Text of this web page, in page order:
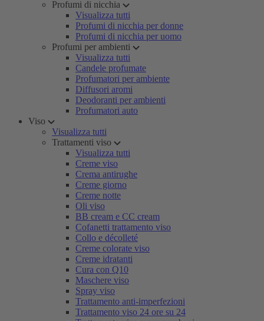
Profumi di nicchia
Visualizza tutti
Profumi di nicchia per donne
Profumi di nicchia per uomo
Profumi per ambienti
Visualizza tutti
Candele profumate
Profumatori per ambiente
Diffusori aromi
Deodoranti per ambienti
Profumatori auto
Viso
Visualizza tutti
Trattamenti viso
Visualizza tutti
Creme viso
Crema antirughe
Creme giorno
Creme notte
Oli viso
BB cream e CC cream
Cofanetti trattamento viso
Collo e décolleté
Creme colorate viso
Creme idratanti
Cura con Q10
Maschere viso
Spray viso
Trattamento anti-imperfezioni
Trattamento viso 24 ore su 24